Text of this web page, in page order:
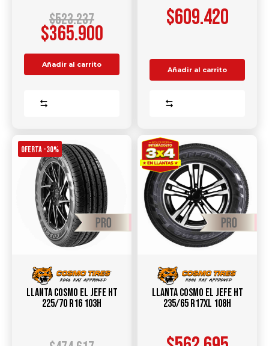
$523.237
$365.900
Añadir al carrito
$609.420
Añadir al carrito
OFERTA -30%
Llanta COSMO EL JEFE HT
225/70 R16 103H
Llanta COSMO EL JEFE HT
235/65 R17XL 108H